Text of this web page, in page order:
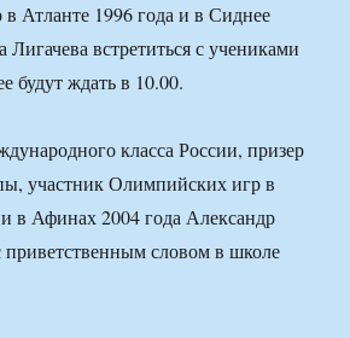
Атланте 1996 года и в Сиднее
Лигачева встретиться с учениками
ждать в 10.00.
класса России, призер
участник Олимпийских игр в
в Афинах 2004 года Александр
словом в школе